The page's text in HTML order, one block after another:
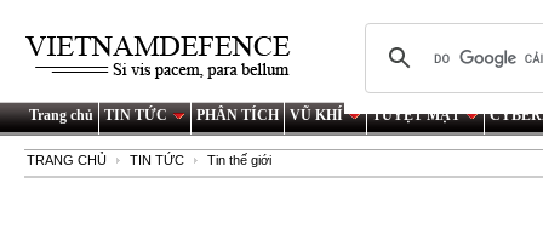
Trang chủ TIN TỨC PHÂN TÍCH VŨ KHÍ TUYỆT MẬT
TRANG CHỦ TIN TỨC Tin thế giới